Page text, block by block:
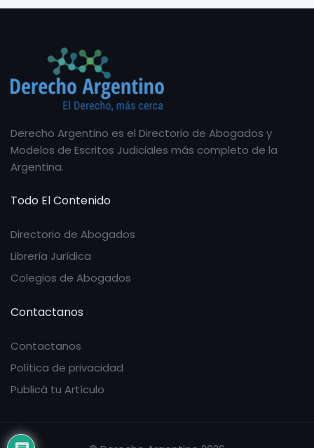
Derecho Argentino es el Directorio de Abogados y
Modelos de Escritos Judiciales más completo de la
Argentina.
Todo El Contenido
Directorio de Abogados
Librería Jurídica
Colegios de Abogados
Contactanos
Contactanos
Política de privacidad
Publicá tu Artículo